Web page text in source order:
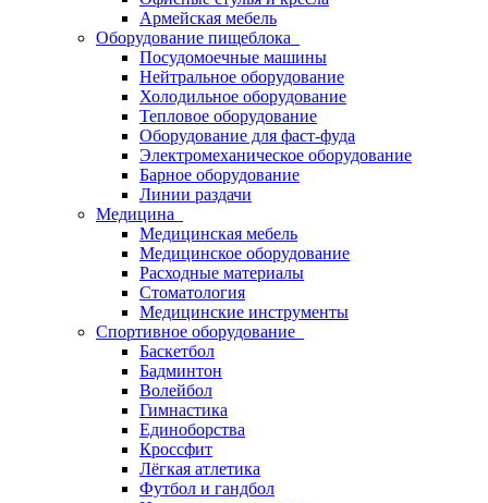
Армейская мебель
Оборудование пищеблока
Посудомоечные машины
Нейтральное оборудование
Холодильное оборудование
Тепловое оборудование
Оборудование для фаст-фуда
Электромеханическое оборудование
Барное оборудование
Линии раздачи
Медицина
Медицинская мебель
Медицинское оборудование
Расходные материалы
Стоматология
Медицинские инструменты
Спортивное оборудование
Баскетбол
Бадминтон
Волейбол
Гимнастика
Единоборства
Кроссфит
Лёгкая атлетика
Футбол и гандбол